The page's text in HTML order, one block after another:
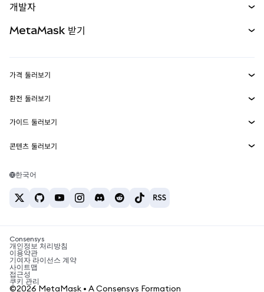
무기한 선물
실물자산
개발자
MetaMask Connect
Snaps
웹3 서비스
MetaMask 받기
보안
고객 지원
채용
가격 둘러보기
이더리움 가격
솔라나 가격
테더 가격
환전 둘러보기
ETH를 USD로 환전
USDT를 INR로 환전
BTC를 INR로 환전
ETH를 USDT로 환전
가이드 둘러보기
ETH 매수
USDT 매수
SHIB 매수
BNB 매수
콘텐츠 둘러보기
솔라나 지갑
암호화폐 세금 뉴스
암호화폐 매수 방법
비트코인 매도 방법
한국어
Consensys
개인정보 처리방침
이용약관
기여자 라이선스 계약
사이트맵
접근성
쿠키 관리
©2026 MetaMask • A Consensys Formation